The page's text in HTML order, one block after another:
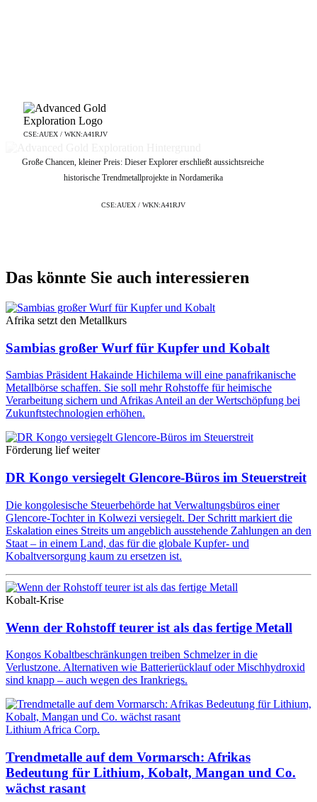
CSE:AUEX / WKN:A41RJV
Große Chancen, kleiner Preis: Dieser Explorer erschließt aussichtsreiche
historische Trendmetallprojekte in Nordamerika
CSE:AUEX / WKN:A41RJV
Das könnte Sie auch interessieren
Afrika setzt den Metallkurs
Sambias großer Wurf für Kupfer und Kobalt
Sambias Präsident Hakainde Hichilema will eine panafrikanische
Metallbörse schaffen. Sie soll mehr Rohstoffe für heimische
Verarbeitung sichern und Afrikas Anteil an der Wertschöpfung bei
Zukunftstechnologien erhöhen.
Förderung lief weiter
DR Kongo versiegelt Glencore-Büros im Steuerstreit
Die kongolesische Steuerbehörde hat Verwaltungsbüros einer
Glencore-Tochter in Kolwezi versiegelt. Der Schritt markiert die
Eskalation eines Streits um angeblich ausstehende Zahlungen an den
Staat – in einem Land, das für die globale Kupfer- und
Kobaltversorgung kaum zu ersetzen ist.
Kobalt-Krise
Wenn der Rohstoff teurer ist als das fertige Metall
Kongos Kobaltbeschränkungen treiben Schmelzer in die
Verlustzone. Alternativen wie Batterierücklauf oder Mischhydroxid
sind knapp – auch wegen des Irankriegs.
Lithium Africa Corp.
Trendmetalle auf dem Vormarsch: Afrikas
Bedeutung für Lithium, Kobalt, Mangan und Co.
wächst rasant